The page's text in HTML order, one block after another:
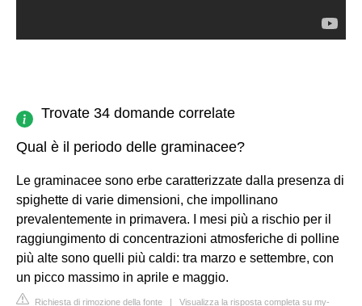
Trovate 34 domande correlate
Qual è il periodo delle graminacee?
Le graminacee sono erbe caratterizzate dalla presenza di
spighette di varie dimensioni, che impollinano
prevalentemente in primavera. I mesi più a rischio per il
raggiungimento di concentrazioni atmosferiche di polline
più alte sono quelli più caldi: tra marzo e settembre, con
un picco massimo in aprile e maggio.
Richiesta di rimozione della fonte | Visualizza la risposta completa su my-